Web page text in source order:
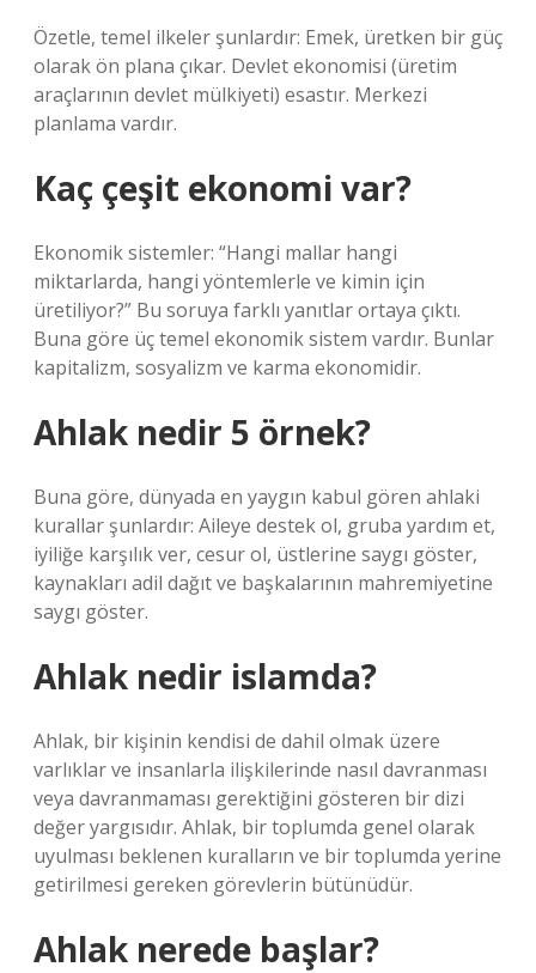
Özetle, temel ilkeler şunlardır: Emek, üretken bir güç
olarak ön plana çıkar. Devlet ekonomisi (üretim
araçlarının devlet mülkiyeti) esastır. Merkezi
planlama vardır.
Kaç çeşit ekonomi var?
Ekonomik sistemler: “Hangi mallar hangi
miktarlarda, hangi yöntemlerle ve kimin için
üretiliyor?” Bu soruya farklı yanıtlar ortaya çıktı.
Buna göre üç temel ekonomik sistem vardır. Bunlar
kapitalizm, sosyalizm ve karma ekonomidir.
Ahlak nedir 5 örnek?
Buna göre, dünyada en yaygın kabul gören ahlaki
kurallar şunlardır: Aileye destek ol, gruba yardım et,
iyiliğe karşılık ver, cesur ol, üstlerine saygı göster,
kaynakları adil dağıt ve başkalarının mahremiyetine
saygı göster.
Ahlak nedir islamda?
Ahlak, bir kişinin kendisi de dahil olmak üzere
varlıklar ve insanlarla ilişkilerinde nasıl davranması
veya davranmaması gerektiğini gösteren bir dizi
değer yargısıdır. Ahlak, bir toplumda genel olarak
uyulması beklenen kuralların ve bir toplumda yerine
getirilmesi gereken görevlerin bütünüdür.
Ahlak nerede başlar?